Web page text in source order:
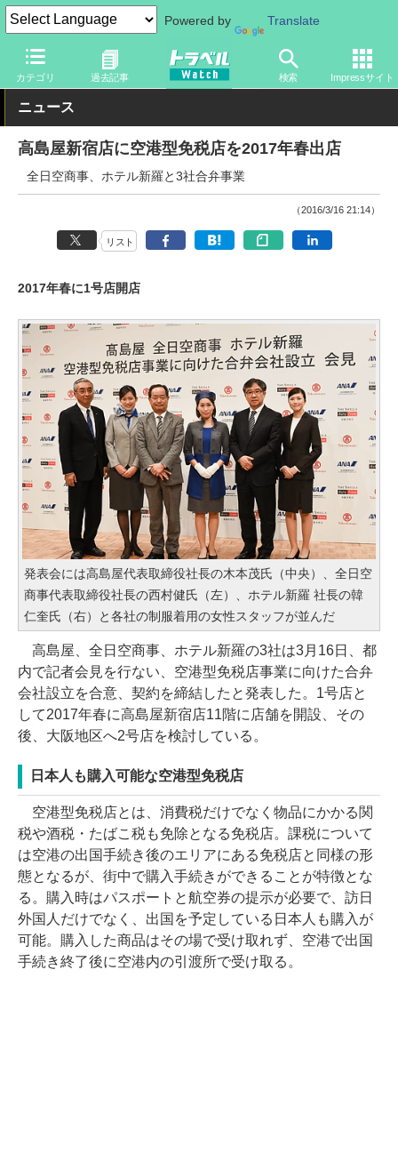
Powered by Translate
カテゴリ 過去記事 検索 Impressサイト
トラベル Watch 旅の方法 空旅 空港
ニュース
高島屋新宿店に空港型免税店を2017年春出店
全日空商事、ホテル新羅と3社合弁事業
（2016/3/16 21:14）
リスト
2017年春に1号店開店
発表会には高島屋代表取締役社長の木本茂氏（中央）、全日空
商事代表取締役社長の西村健氏（左）、ホテル新羅 社長の韓
仁奎氏（右）と各社の制服着用の女性スタッフが並んだ
高島屋、全日空商事、ホテル新羅の3社は3月16日、都
内で記者会見を行ない、空港型免税店事業に向けた合弁
会社設立を合意、契約を締結したと発表した。1号店と
して2017年春に高島屋新宿店11階に店舗を開設、その
後、大阪地区へ2号店を検討している。
日本人も購入可能な空港型免税店
空港型免税店とは、消費税だけでなく物品にかかる関
税や酒税・たばこ税も免除となる免税店。課税について
は空港の出国手続き後のエリアにある免税店と同様の形
態となるが、街中で購入手続きができることが特徴とな
る。購入時はパスポートと航空券の提示が必要で、訪日
外国人だけでなく、出国を予定している日本人も購入が
可能。購入した商品はその場で受け取れず、空港で出国
手続き終了後に空港内の引渡所で受け取る。